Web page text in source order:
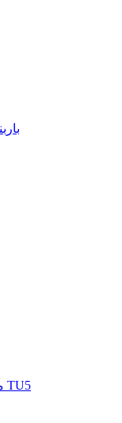
کامپیوتر ECU موتور TU5